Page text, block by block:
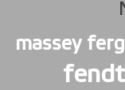
massey
fendt